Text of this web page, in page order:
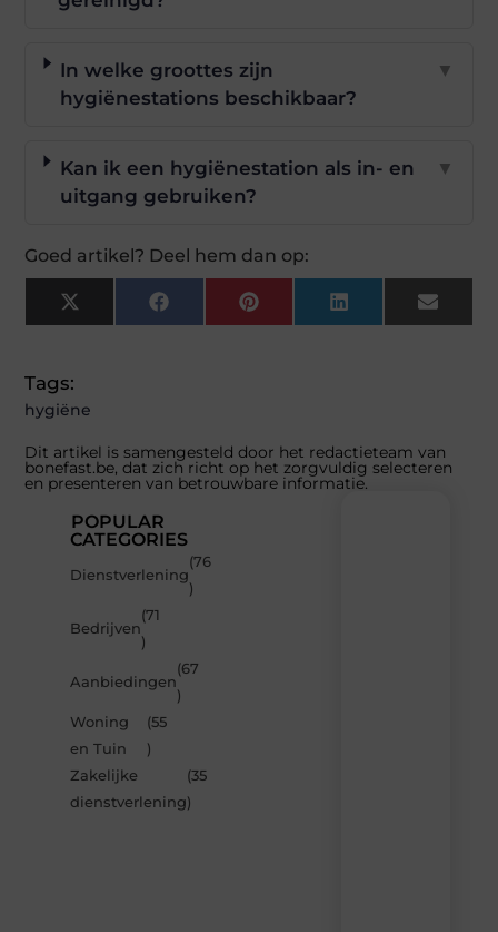
In welke groottes zijn
hygiënestations beschikbaar?
▼
Kan ik een hygiënestation als in- en
uitgang gebruiken?
▼
Goed artikel? Deel hem dan op:
X
(Twitter)
FacebookPinterestLinkedInEmail
Tags:
hygiëne
Dit artikel is samengesteld door het redactieteam van
bonefast.be, dat zich richt op het zorgvuldig selecteren
en presenteren van betrouwbare informatie.
POPULAR
CATEGORIES
Dienstverlening
(76
)
Bedrijven
(71
)
Aanbiedingen
(67
)
Woning
en Tuin
(55
)
Zakelijke
dienstverlening
(35
)